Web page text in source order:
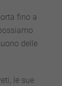
fino a
delle
le sue